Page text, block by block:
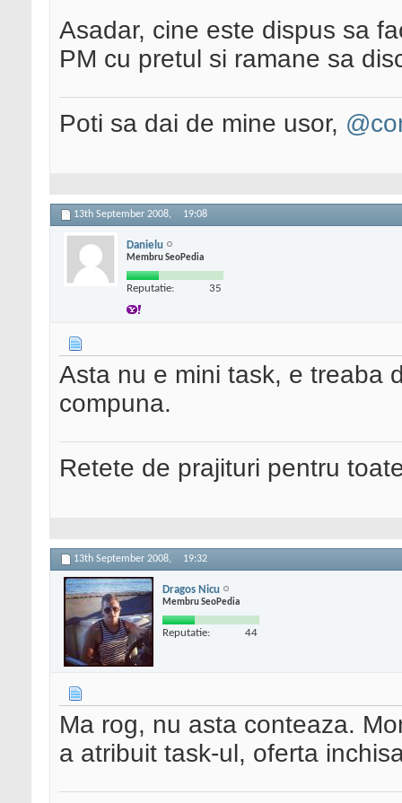
Asadar, cine este dispus sa
PM cu pretul si ramane sa
Poti sa dai de mine usor,
13th September 2008, 19:08
Danielu
Membru SeoPedia
Reputatie: 35
Asta nu e mini task, e treaba
compuna.
Retete de prajituri pentru
13th September 2008, 19:32
Dragos Nicu
Membru SeoPedia
Reputatie: 44
Ma rog, nu asta conteaza.
a atribuit task-ul, oferta